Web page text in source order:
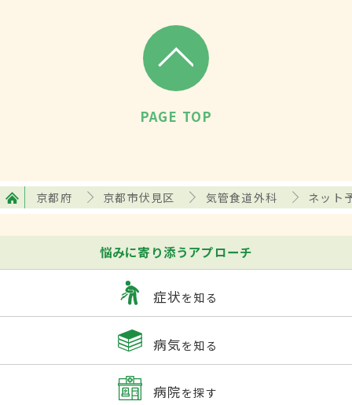
PAGE TOP
京都府 京都市伏見区 気管食道外科 ネット
悩みに寄り添うアプローチ
症状を知る
病気を知る
病院を探す